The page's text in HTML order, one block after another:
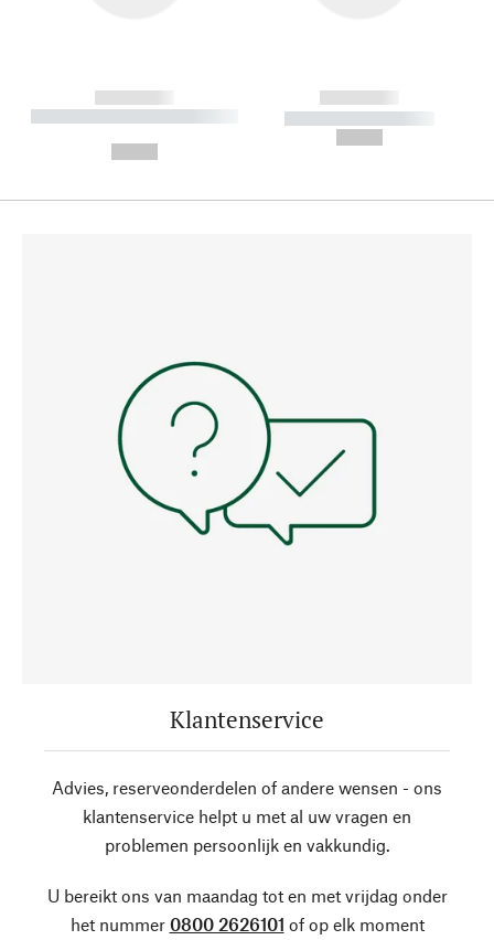
------------
----------- ----------- --------
------------
----------- -----------
Klantenservice
Advies, reserveonderdelen of andere wensen - ons
klantenservice helpt u met al uw vragen en
problemen persoonlijk en vakkundig.
U bereikt ons van maandag tot en met vrijdag onder
het nummer 0800 2626101 of op elk moment